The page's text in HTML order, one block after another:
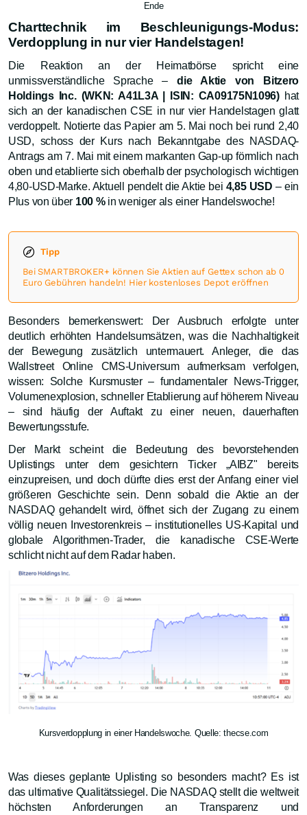
Ende
Charttechnik im Beschleunigungs-Modus:
Verdopplung in nur vier Handelstagen!
Die Reaktion an der Heimatbörse spricht eine
unmissverständliche Sprache –die Aktie von Bitzero
Holdings Inc. (WKN: A41L3A | ISIN: CA09175N1096)hat
sich an der kanadischen CSE in nur vier Handelstagen glatt
verdoppelt. Notierte das Papier am 5. Mai noch bei rund 2,40
USD, schoss der Kurs nach Bekanntgabe des NASDAQ-
Antrags am 7. Mai mit einem markanten Gap-up förmlich nach
oben und etablierte sich oberhalb der psychologisch wichtigen
4,80-USD-Marke. Aktuell pendelt die Aktie bei 4,85 USD – ein
Plus von über 100 %in weniger als einer Handelswoche!
Tipp
Bei SMARTBROKER+ können Sie Aktien auf Gettex schon ab 0
Euro Gebühren handeln! Hier kostenloses Depot eröffnen
Besonders bemerkenswert: Der Ausbruch erfolgte unter
deutlich erhöhten Handelsumsätzen, was die Nachhaltigkeit
der Bewegung zusätzlich untermauert. Anleger, die das
Wallstreet Online CMS-Universum aufmerksam verfolgen,
wissen: Solche Kursmuster – fundamentaler News-Trigger,
Volumenexplosion, schneller Etablierung auf höherem Niveau
– sind häufig der Auftakt zu einer neuen, dauerhaften
Bewertungsstufe.
Der Markt scheint die Bedeutung des bevorstehenden
Uplistings unter dem gesichtern Ticker „AIBZ" bereits
einzupreisen, und doch dürfte dies erst der Anfang einer viel
größeren Geschichte sein. Denn sobald die Aktie an der
NASDAQ gehandelt wird, öffnet sich der Zugang zu einem
völlig neuen Investorenkreis – institutionelles US-Kapital und
globale Algorithmen-Trader, die kanadische CSE-Werte
schlicht nicht auf dem Radar haben.
Kursverdopplung in einer Handelswoche. Quelle: thecse.com
Was dieses geplante Uplisting so besonders macht? Es ist
das ultimative Qualitätssiegel. Die NASDAQ stellt die weltweit
höchsten Anforderungen an Transparenz und